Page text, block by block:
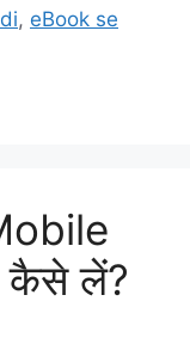
, eBook se
कैसे लें?